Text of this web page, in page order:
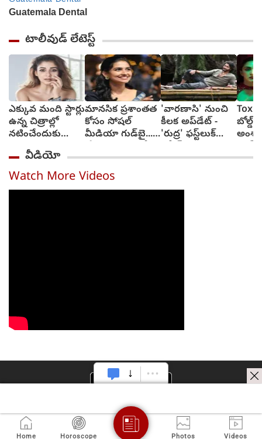
టాలీవుడ్ లేటెస్ట్
ఎక్కువ మంది స్టార్లు
ఉన్న చిత్రాల్లో
నటించేందుకు
జంకుతాను :
నయనతార
మానసిక ప్రశాంతత
కోసం సోషల్
మీడియా గుడ్‌బై...
వెల్లడి
'వారణాసి' నుంచి
కీలక అప్‌డేట్ -
'రుద్ర' ఫస్ట్‌లుక్
బోల్డ్,
వీడియో
Watch More Videos
Home Horoscope Photos Videos